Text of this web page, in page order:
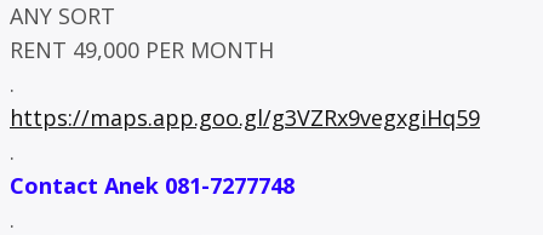
ANY SORT
RENT 49,000 PER MONTH
.
https://maps.app.goo.gl/g3VZRx9vegxgiHq59
.
Contact Anek 081-7277748
.